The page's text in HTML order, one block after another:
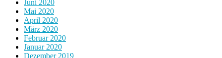
Juni 2020
Mai 2020
April 2020
März 2020
Februar 2020
Januar 2020
Dezember 2019